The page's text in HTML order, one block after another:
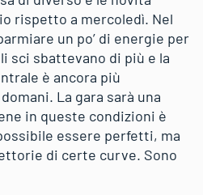
rispetto a mercoledì. Nel
un po’ di energie per
sci sbattevano di più e la
è ancora più
La gara sarà una
in queste condizioni è
essere perfetti, ma
di certe curve. Sono